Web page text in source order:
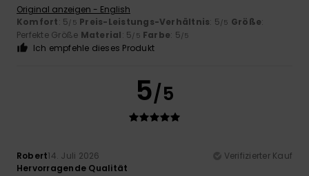
Original anzeigen - English
Komfort: 5/5 Preis-Leistungs-Verhältnis: 5/5 Größe:
Perfekte Größe Material: 5/5 Farbe: 5/5
Ich empfehle dieses Produkt
5/5
Robert14. Juli 2026
Verifizierter Kauf
Hervorragende Qualität